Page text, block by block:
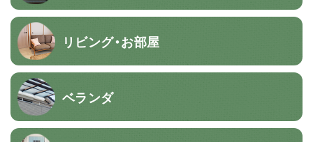
リビング・お部屋
ベランダ